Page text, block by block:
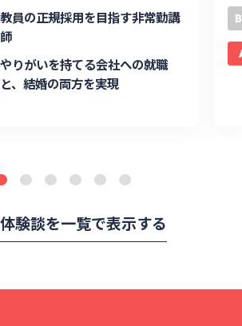
教員の正規採用を目指す非常勤講
師
やりがいを持てる会社への就職
と、結婚の両方を実現
験談を一覧で表示する